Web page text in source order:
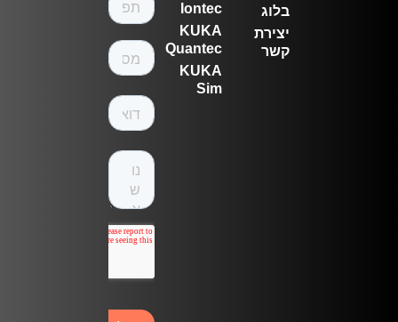
בלוג
יצירת
קשר
Iontec
KUKA
Quantec
KUKA
Sim